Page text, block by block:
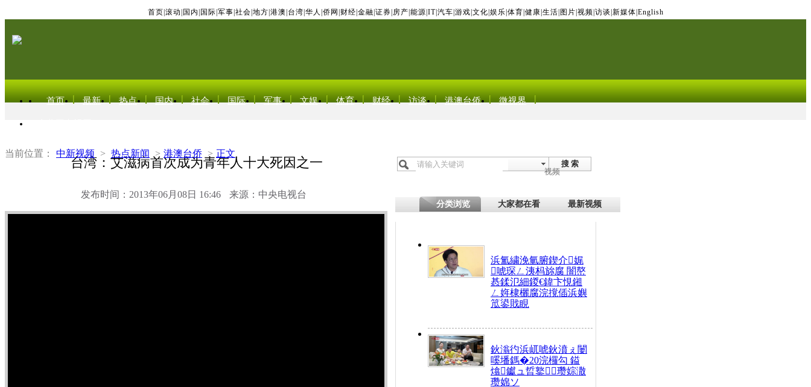
首页 滚动 国内 国际 军事 社会 地方 港澳 台湾 华人 侨网 财经 金融 证券 房产 能源 IT| 汽车 游戏 文化 娱乐 体育 健康 生活 图片 视频 访谈 新媒体 English
首页 最新 热点 国内 社会 国际 军事 文娱 体育 财经 访谈 港澳台侨 微视界
当前位置： 中新视频 > 热点新闻 > 港澳台侨 > 正文
台湾：艾滋病首次成为青年人十大死因之一
发布时间：2013年06月08日 16:46 来源：中央电视台
搜 索
视频
分类浏览 大家都在看 最新视频
浜氳繍浼氫腑鍥介娓
唬琛ㄥ洟杩旀腐 闇嶅
惎鍒氾細鍐€鍏卞悓鎺
ㄥ姩棣欐腐浣撹偛浜嬩
笟鍙戝睍
鈥滃彴浜屼唬鈥濆ぇ闄
嗘墦鎷�20浣欏勾 鎰
熻钀ュ晢鐜瓒婃潵
瓒婂ソ